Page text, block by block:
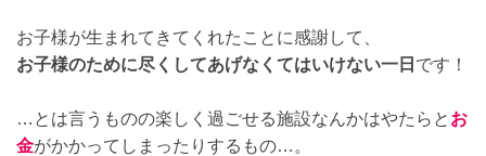
お子様が生まれてきてくれたことに感謝して、
お子様のために尽くしてあげなくてはいけない一日 です！
…とは言うものの楽しく過ごせる施設なんかはやたらと お
金がかかってしまったりするもの…。